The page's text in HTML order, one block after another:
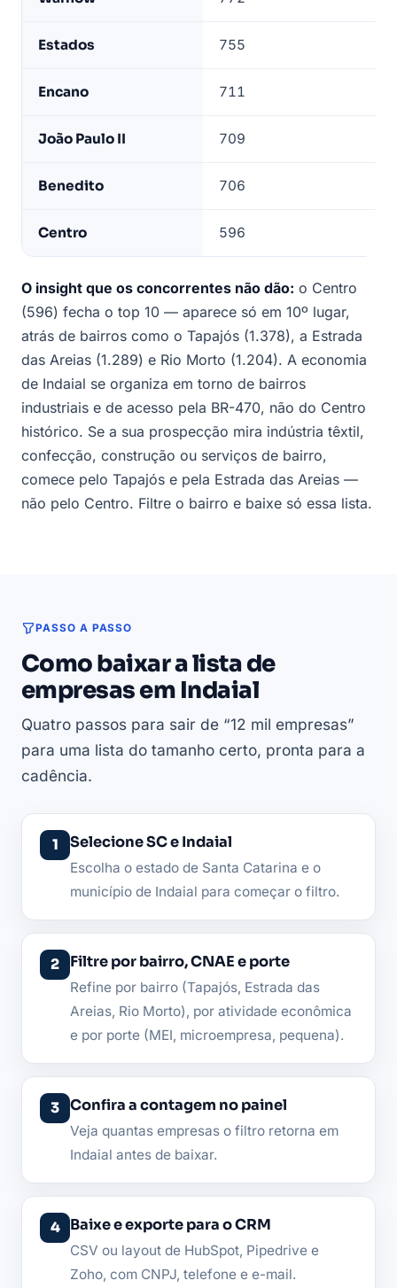
Estados 755
Encano 711
João Paulo II 709
Benedito 706
Centro 596
O insight que os concorrentes não dão: o Centro
(596) fecha o top 10 — aparece só em 10º lugar,
atrás de bairros como o Tapajós (1.378), a Estrada
das Areias (1.289) e Rio Morto (1.204). A economia
de Indaial se organiza em torno de bairros
industriais e de acesso pela BR-470, não do Centro
histórico. Se a sua prospecção mira indústria têxtil,
confecção, construção ou serviços de bairro,
comece pelo Tapajós e pela Estrada das Areias —
não pelo Centro. Filtre o bairro e baixe só essa lista.
PASSO A PASSO
Como baixar a lista de
empresas em Indaial
Quatro passos para sair de “12 mil empresas”
para uma lista do tamanho certo, pronta para a
cadência.
Selecione SC e Indaial
Escolha o estado de Santa Catarina e o
município de Indaial para começar o filtro.
Filtre por bairro, CNAE e porte
Refine por bairro (Tapajós, Estrada das
Areias, Rio Morto), por atividade econômica
e por porte (MEI, microempresa, pequena).
Confira a contagem no painel
Veja quantas empresas o filtro retorna em
Indaial antes de baixar.
Baixe e exporte para o CRM
CSV ou layout de HubSpot, Pipedrive e
Zoho, com CNPJ, telefone e e-mail.